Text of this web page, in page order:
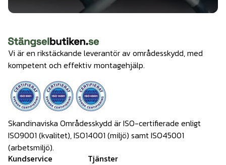
Vi är en rikstäckande leverantör av områdesskydd, med
kompetent och effektiv montagehjälp.
Skandinaviska Områdesskydd är ISO-certifierade enligt
ISO9001 (kvalitet), ISO14001 (miljö) samt ISO45001
(arbetsmiljö).
Kundservice
Tjänster